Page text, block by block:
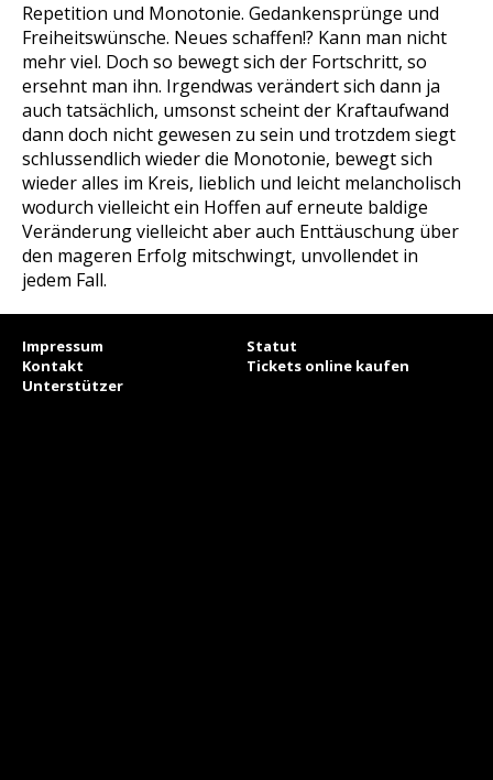
Repetition und Monotonie. Gedankensprünge und
Freiheitswünsche. Neues schaffen!? Kann man nicht
mehr viel. Doch so bewegt sich der Fortschritt, so
ersehnt man ihn. Irgendwas verändert sich dann ja
auch tatsächlich, umsonst scheint der Kraftaufwand
dann doch nicht gewesen zu sein und trotzdem siegt
schlussendlich wieder die Monotonie, bewegt sich
wieder alles im Kreis, lieblich und leicht melancholisch
wodurch vielleicht ein Hoffen auf erneute baldige
Veränderung vielleicht aber auch Enttäuschung über
den mageren Erfolg mitschwingt, unvollendet in
jedem Fall.
Impressum
Statut
Kontakt
Tickets online kaufen
Unterstützer